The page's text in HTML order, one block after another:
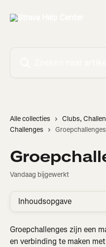
Alle collecties
Clubs,
Challenges
Groepchallenges
Vandaag bijgewerkt
Inhoudsopgave
Groepchallenges zijn een
en verbinding te maken